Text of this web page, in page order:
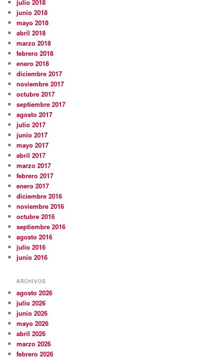
julio 2018
junio 2018
mayo 2018
abril 2018
marzo 2018
febrero 2018
enero 2018
diciembre 2017
noviembre 2017
octubre 2017
septiembre 2017
agosto 2017
julio 2017
junio 2017
mayo 2017
abril 2017
marzo 2017
febrero 2017
enero 2017
diciembre 2016
noviembre 2016
octubre 2016
septiembre 2016
agosto 2016
julio 2016
junio 2016
ARCHIVOS
agosto 2026
julio 2026
junio 2026
mayo 2026
abril 2026
marzo 2026
febrero 2026